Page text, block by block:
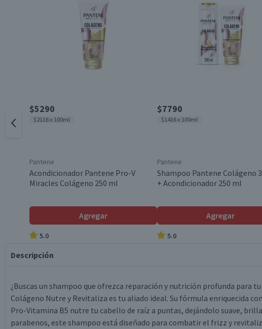
$5290
$2116 x 100ml
Pantene
Acondicionador Pantene Pro-V
Miracles Colágeno 250 ml
Agregar
5.0
$7790
$1416 x 100ml
Pantene
Shampoo Pantene Colágeno
+ Acondicionador 250 ml
Agregar
5.0
Descripción
¿Buscas un shampoo que ofrezca reparación y nutrición profunda para
Colágeno Nutre y Revitaliza es tu aliado ideal. Su fórmula enriquecida
Pro-Vitamina B5 nutre tu cabello de raíz a puntas, dejándolo suave,
parabenos, este shampoo está diseñado para combatir el frizz y